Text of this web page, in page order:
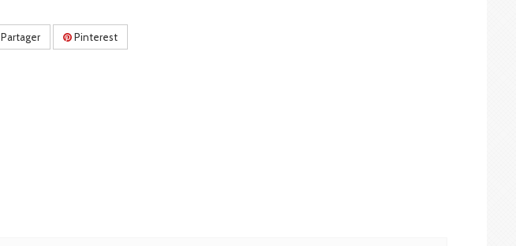
Partager Pinterest